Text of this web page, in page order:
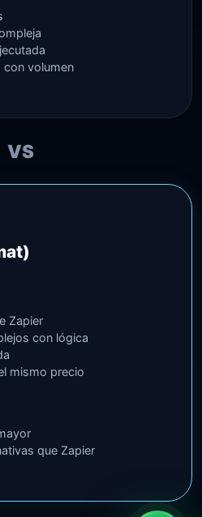
con volumen
VS
Zapier
con lógica
mismo precio
que Zapier